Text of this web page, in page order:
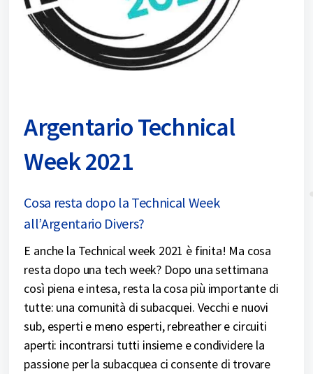
Argentario Technical
Week 2021
Cosa resta dopo la Technical Week
all’Argentario Divers?
E anche la Technical week 2021 è finita! Ma cosa
resta dopo una tech week? Dopo una settimana
così piena e intesa, resta la cosa più importante di
tutte: una comunità di subacquei. Vecchi e nuovi
sub, esperti e meno esperti, rebreather e circuiti
aperti: incontrarsi tutti insieme e condividere la
passione per la subacquea ci consente di trovare